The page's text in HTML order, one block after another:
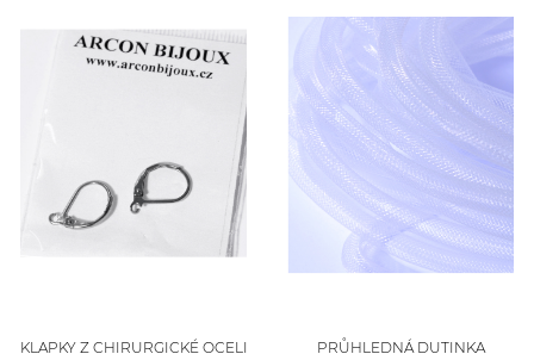
KLAPKY Z CHIRURGICKÉ OCELI PRŮHLEDNÁ DUTINKA